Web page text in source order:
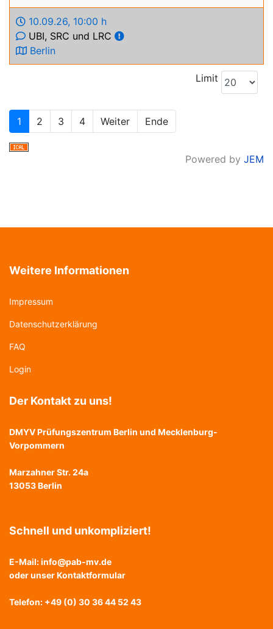
10.09.26, 10:00 h
UBI, SRC und LRC
Berlin
Limit
1 2 3 4 Weiter Ende
Powered by JEM
Weitere Informationen
Impressum
Datenschutzerklärung
FAQ
Login
Der Kontakt zu uns!
DMYV Prüfungszentrum Berlin und Mecklenburg-
Vorpommern
Marzahner Str. 24a
13053 Berlin
Schnell und unkompliziert!
E-Mail:info@pab-mv.de
oder unserKontaktformular
Telefon: +49 (0) 30 36 44 52 43